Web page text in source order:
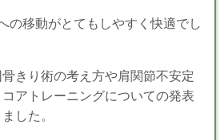
の移動がとてもしやすく快適でし
きり術の考え方や肩関節不安定
アトレーニングについての発表
した。